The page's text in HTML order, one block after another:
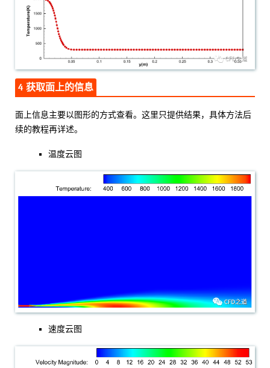
4 获取面上的信息
面上信息主要以图形的方式查看。这里只提供结果，具体方法后
续的教程再详述。
温度云图
速度云图